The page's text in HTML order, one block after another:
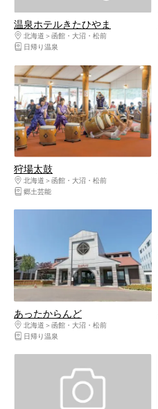
温泉ホテルきたひやま
北海道
函館・大沼・松前
日帰り温泉
狩場太鼓
北海道
函館・大沼・松前
郷土芸能
あったからんど
北海道
函館・大沼・松前
日帰り温泉